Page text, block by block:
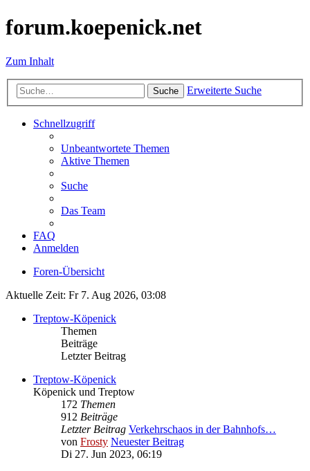
forum.koepenick.net
Zum Inhalt
Suche Erweiterte Suche
Schnellzugriff
Unbeantwortete Themen
Aktive Themen
Suche
Das Team
FAQ
Anmelden
Foren-Übersicht
Aktuelle Zeit: Fr 7. Aug 2026, 03:08
Treptow-Köpenick
Themen
Beiträge
Letzter Beitrag
Treptow-Köpenick
Köpenick und Treptow
172 Themen
912 Beiträge
Letzter Beitrag Verkehrschaos in der Bahnhofs…
von Frosty Neuester Beitrag
Di 27. Jun 2023, 06:19